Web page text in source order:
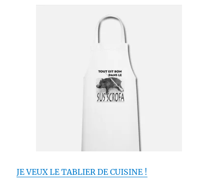
JE VEUX LE TABLIER DE CUISINE !